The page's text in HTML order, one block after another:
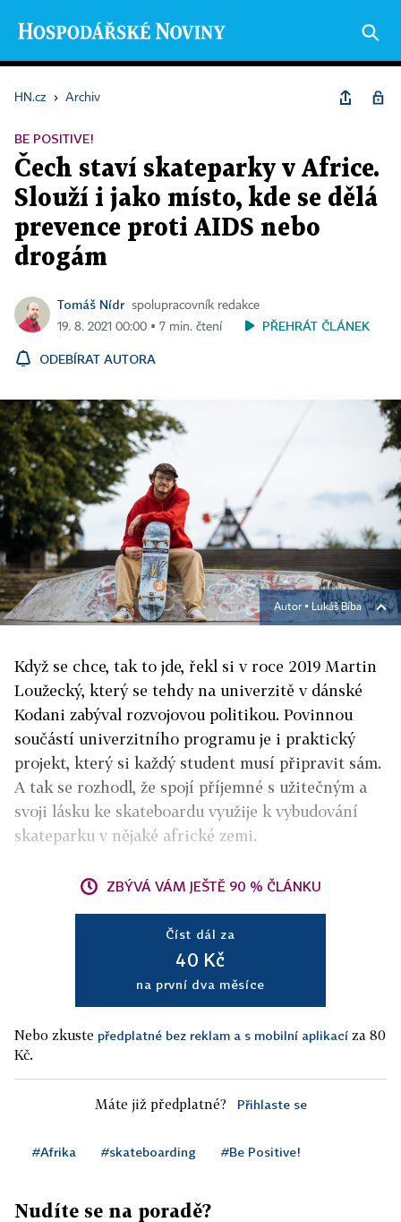
HN.cz › Archiv
BE POSITIVE!
Čech staví skateparky v Africe.
Slouží i jako místo, kde se dělá
prevence proti AIDS nebo
drogám
Tomáš Nídr spolupracovník redakce
19. 8. 2021 00:00 ▪ 7 min. čtení
PŘEHRÁT ČLÁNEK
ODEBÍRAT AUTORA
Autor ▪Lukáš Bíba
Když se chce, tak to jde, řekl si v roce 2019 Martin
Loužecký, který se tehdy na univerzitě v dánské
Kodani zabýval rozvojovou politikou. Povinnou
součástí univerzitního programu je i praktický
projekt, který si každý student musí připravit sám.
A tak se rozhodl, že spojí příjemné s užitečným a
svoji lásku ke skateboardu využije k vybudování
skateparku v nějaké africké zemi.
ZBÝVÁ VÁM JEŠTĚ 90 % ČLÁNKU
Číst dál za
40 Kč
na první dva měsíce
Nebo zkuste předplatné bez reklam a s mobilní aplikací za 80
Kč.
Máte již předplatné? Přihlaste se
#Afrika #skateboarding #Be Positive!
Nudíte se na poradě?